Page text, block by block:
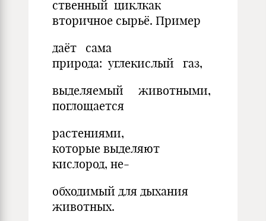
ственный циклкак
вторичное сырьё. Пример
даёт сама
природа: углекислый газ,
выделяемый животными,
поглощается
растениями,
которые выделяют
кислород, не-
обходимый для дыхания
животных.